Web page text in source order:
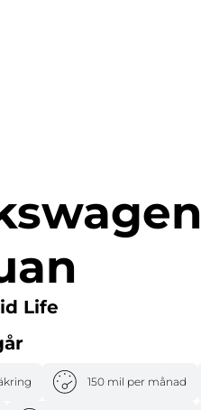
Life
150 mil per månad